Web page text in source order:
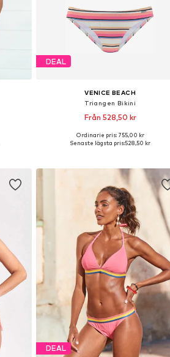
DEAL
VENICE BEACH
Triangen Bikini
Från 528,50 kr
Tillgänglig i många storlekar
Ordinarie pris: 755,00 kr
Senaste lägsta pris:528,50 kr
DEAL